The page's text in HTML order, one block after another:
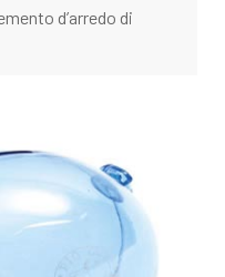
d’arredo di